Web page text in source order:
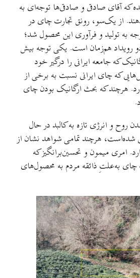
که آقای صادقی و صادقی‌ها توجه‌ای به
از ‌یک‌سو، رونق تجارت چای در
به تولید و فرآوری این محصول شد؛
رویداد هم‌زمان است. یکی توجه بیش
که جامعه ایرانی را درگیر خود
که چای ایرانی نسبت به برخی از
هرچند که بحث ارگانیک بودن چای
روح و انرژی تازه به کالبد در حال
شده‌است، هرچند تمامی شواهد نشان از
امری میمون و تحسین‌برانگیز که
چای به‌علتِ ذائقه مردم به محصول‌های